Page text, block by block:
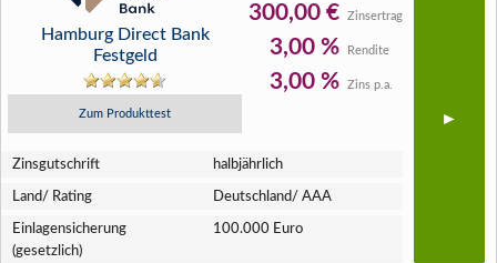
Hamburg Direct Bank
Festgeld
Zum Produkttest
300,00 € Zinsertrag
3,00 % Rendite
3,00 % Zins p.a.
Zins­gutschrift halbjährlich
Land/ Rating Deutschland/ AAA
Einlagen­sicherung
(gesetzlich)
100.000 Euro